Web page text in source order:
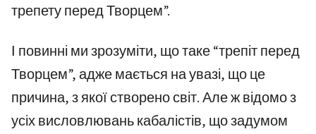
трепету перед Творцем”.
І повинні ми зрозуміти, що таке “трепіт перед
Творцем”, адже мається на увазі, що це
причина, з якої створено світ. Але ж відомо з
усіх висловлювань кабалістів, що задумом